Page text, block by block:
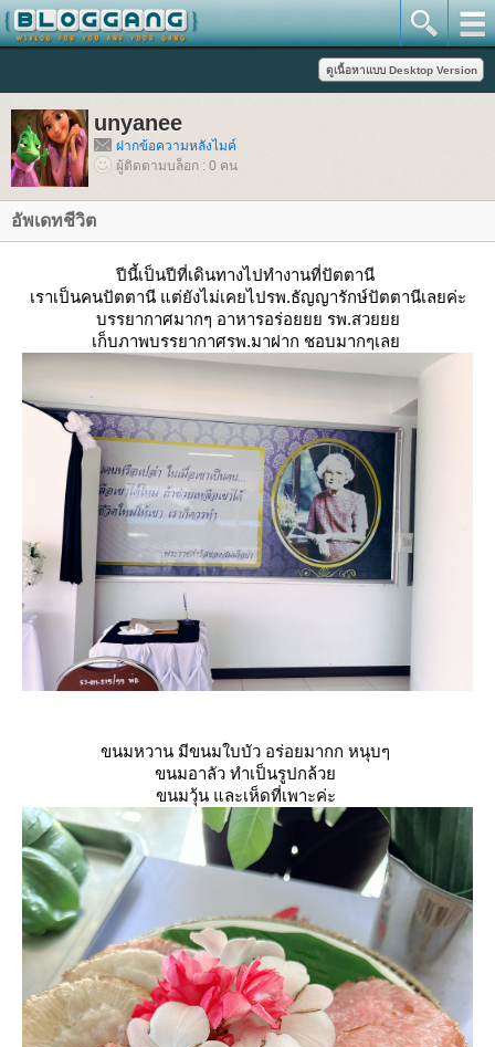
unyanee
ฝากข้อความหลังไมค์
ผู้ติดตามบล็อก : 0 คน
อัพเดทชีวิต
ปีนี้เป็นปีที่เดินทางไปทำงานที่ปัตตานี
เราเป็นคนปัตตานี แต่ยังไม่เคยไปรพ.ธัญญารักษ์ปัตตานีเลยค่ะ
บรรยากาศมากๆ อาหารอร่อยยย รพ.สว
เก็บภาพบรรยากาศรพ.มาฝาก ชอบมากๆเล
ขนมหวาน มีขนมใบบัว อร่อยมากก หนุบๆ
ขนมอาลัว ทำเป็นรูปกล้ว
ขนมวุ้น และเห็ดที่เพาะค่ะ